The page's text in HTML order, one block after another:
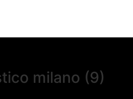
milano (9)